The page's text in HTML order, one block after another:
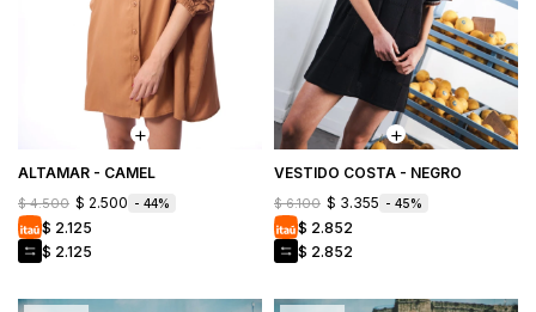
ALTAMAR - CAMEL
$ 4.500 $ 2.500 44
$ 2.125
$ 2.125
VESTIDO COSTA - NEGRO
$ 6.100 $ 3.355 45
$ 2.852
$ 2.852